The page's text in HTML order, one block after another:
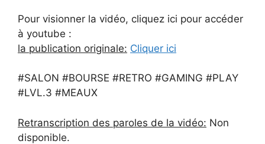
Pour visionner la vidéo, cliquez ici pour accéder
à youtube :
la publication originale: Cliquer ici
#SALON #BOURSE #RETRO #GAMING #PLAY
#LVL.3 #MEAUX
Retranscription des paroles de la vidéo: Non
disponible.